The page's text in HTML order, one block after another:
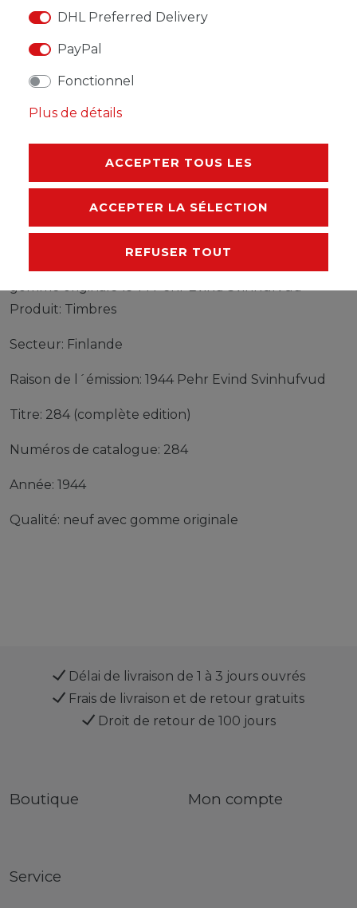
DESCRIPTION
AUTRES DÉTAILS
RESPONSABLE DE L'UE
Produit: Timbres
Secteur: Finlande
Raison de l´émission: 1944 Pehr Evind Svinhufvud
Titre: 284 (complète edition)
Numéros de catalogue: 284
Année: 1944
Qualité: neuf avec gomme originale
Délai de livraison de 1 à 3 jours ouvrés
Frais de livraison et de retour gratuits
Droit de retour de 100 jours
Boutique Mon compte
Service
DHL Preferred Delivery
PayPal
Fonctionnel
Plus de détails
ACCEPTER TOUS LES
ACCEPTER LA SÉLECTION
REFUSER TOUT